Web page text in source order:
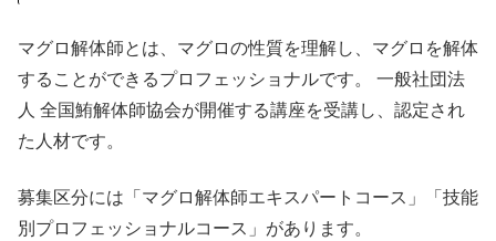
マグロ解体師とは、マグロの性質を理解し、マグロを解体
することができるプロフェッショナルです。 一般社団法
人 全国鮪解体師協会が開催する講座を受講し、認定され
た人材です。
募集区分には「マグロ解体師エキスパートコース」「技能
別プロフェッショナルコース」があります。